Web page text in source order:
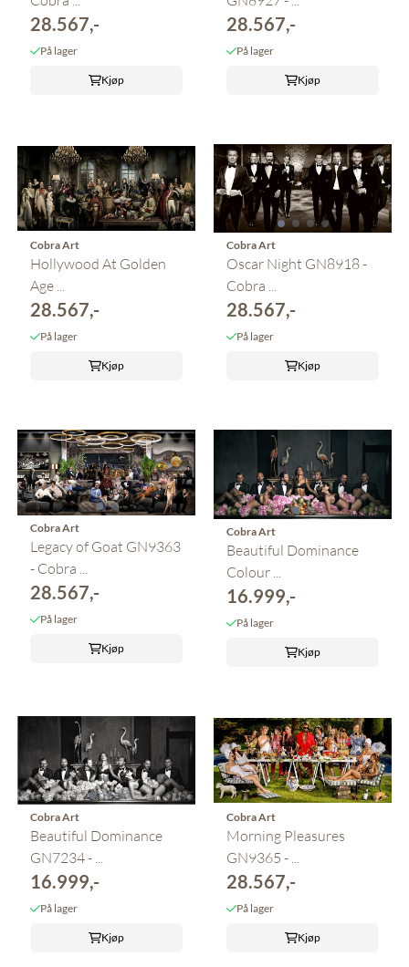
28.567,-
På lager
Kjøp
28.567,-
På lager
Kjøp
Cobra Art
Hollywood At Golden
Age ...
28.567,-
På lager
Kjøp
Cobra Art
Oscar Night GN8918 -
Cobra ...
28.567,-
På lager
Kjøp
Cobra Art
Legacy of Goat GN9363
- Cobra ...
28.567,-
På lager
Kjøp
Cobra Art
Beautiful Dominance
Colour ...
16.999,-
På lager
Kjøp
Cobra Art
Beautiful Dominance
GN7234 - ...
16.999,-
På lager
Kjøp
Cobra Art
Morning Pleasures
GN9365 - ...
28.567,-
På lager
Kjøp